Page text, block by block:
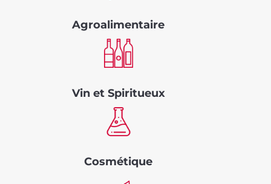
Agroalimentaire
Vin et Spiritueux
Cosmétique